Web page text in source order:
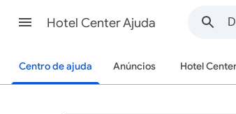
Hotel Center Ajuda
Centro de ajuda Anúncios Hotel